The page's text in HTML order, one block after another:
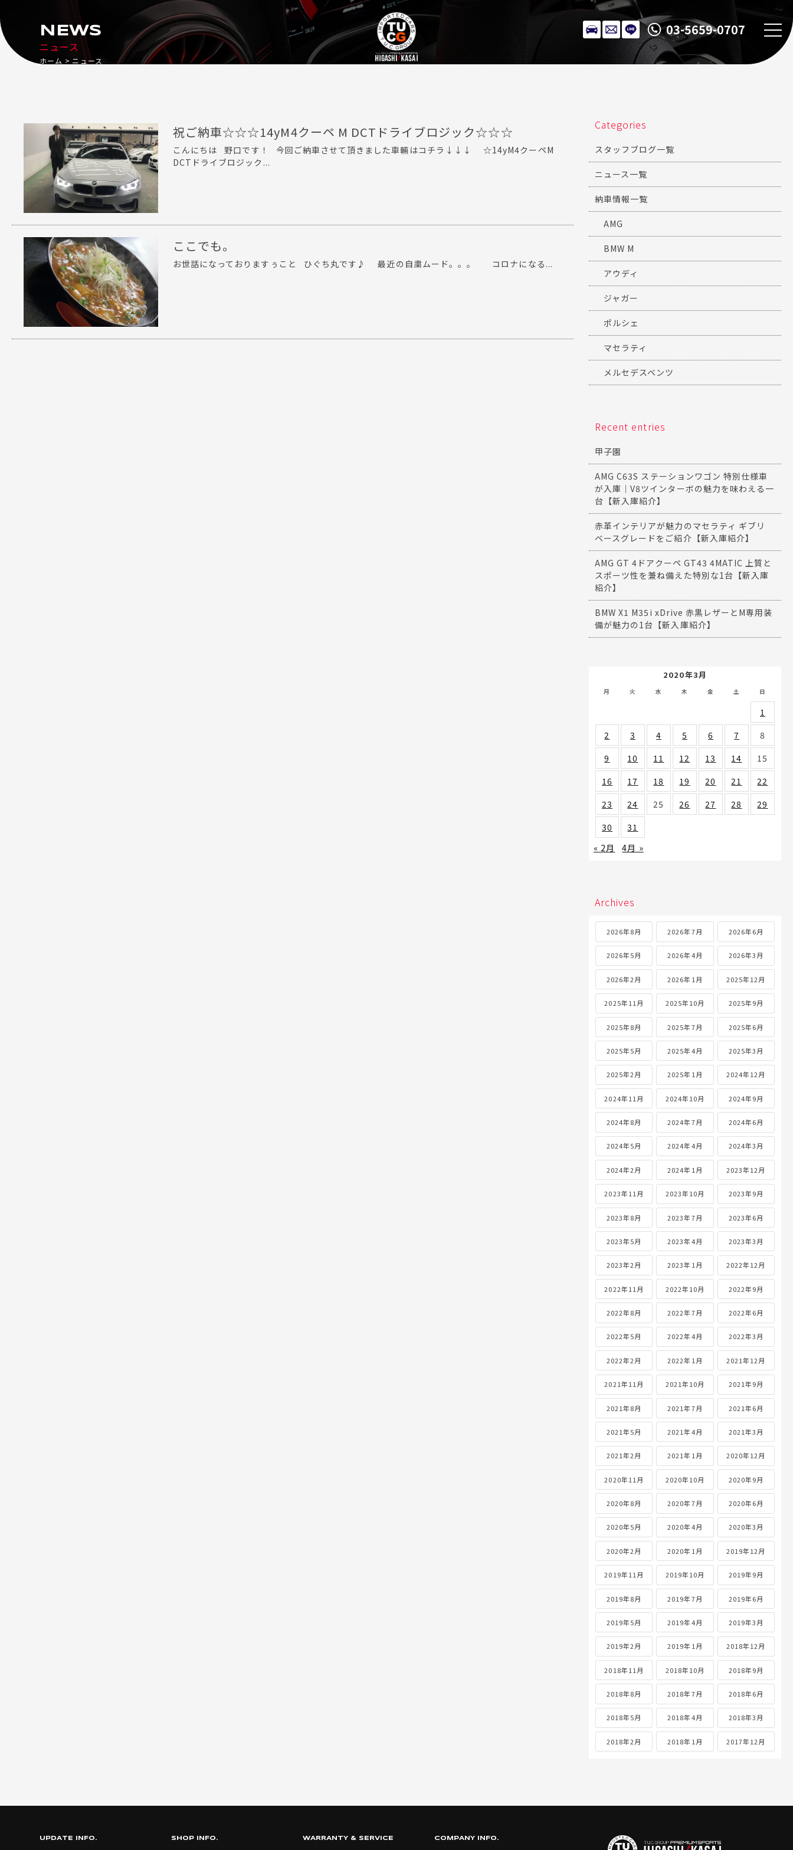
03-5659-0707
ニュース
NEWS
ホーム ニュース
祝ご納車☆☆☆14yM4クーペ M DCTドライブロジック☆☆☆
こんにちは 野口です！ 今回ご納車させて頂きました車輛はコチラ↓↓↓ ☆14yM4クーペM
DCTドライブロジック...
ここでも。
お世話になっておりますぅこと ひぐち丸です♪ 最近の自粛ムード。。。 コロナになる...
Categories
スタッフブログ一覧
ニュース一覧
納車情報一覧
AMG
BMW M
アウディ
ジャガー
ポルシェ
マセラティ
メルセデスベンツ
Recent entries
甲子園
AMG C63S ステーションワゴン 特別仕様車
が入庫｜V8ツインターボの魅力を味わえる一
台【新入庫紹介】
赤革インテリアが魅力のマセラティ ギブリ
ベースグレードをご紹介【新入庫紹介】
AMG GT 4ドアクーペ GT43 4MATIC 上質と
スポーツ性を兼ね備えた特別な1台【新入庫
紹介】
BMW X1 M35i xDrive 赤黒レザーとM専用装
備が魅力の1台【新入庫紹介】
2020年3月
月 火 水 木 金 土 日
1
2
3 4 5 6 7
8
9
10 11 12 13 14
15
16
17 18 19 20 21
22
23
24 25 26 27 28
29
30
31
« 2月
4月 »
Archives
2026年8月 2026年7月 2026年6月
2026年5月 2026年4月 2026年3月
2026年2月 2026年1月 2025年12月
2025年11月 2025年10月 2025年9月
2025年8月 2025年7月 2025年6月
2025年5月 2025年4月 2025年3月
2025年2月 2025年1月 2024年12月
2024年11月 2024年10月 2024年9月
2024年8月 2024年7月 2024年6月
2024年5月 2024年4月 2024年3月
2024年2月 2024年1月 2023年12月
2023年11月 2023年10月 2023年9月
2023年8月 2023年7月 2023年6月
2023年5月 2023年4月 2023年3月
2023年2月 2023年1月 2022年12月
2022年11月 2022年10月 2022年9月
2022年8月 2022年7月 2022年6月
2022年5月 2022年4月 2022年3月
2022年2月 2022年1月 2021年12月
2021年11月 2021年10月 2021年9月
2021年8月 2021年7月 2021年6月
2021年5月 2021年4月 2021年3月
2021年2月 2021年1月 2020年12月
2020年11月 2020年10月 2020年9月
2020年8月 2020年7月 2020年6月
2020年5月 2020年4月 2020年3月
2020年2月 2020年1月 2019年12月
2019年11月 2019年10月 2019年9月
2019年8月 2019年7月 2019年6月
2019年5月 2019年4月 2019年3月
2019年2月 2019年1月 2018年12月
2018年11月 2018年10月 2018年9月
2018年8月 2018年7月 2018年6月
2018年5月 2018年4月 2018年3月
2018年2月 2018年1月 2017年12月
UPDATE INFO. SHOP INFO. WARRANTY & SERVICE COMPANY INFO.